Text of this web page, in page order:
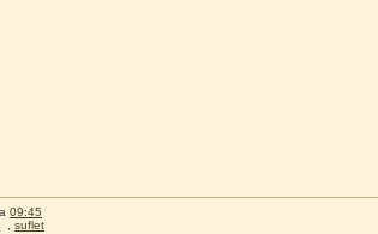
09:45
suflet